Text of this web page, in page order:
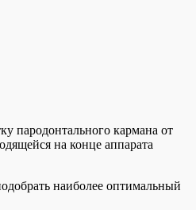
пародонтального кармана от
на конце аппарата
наиболее оптимальный